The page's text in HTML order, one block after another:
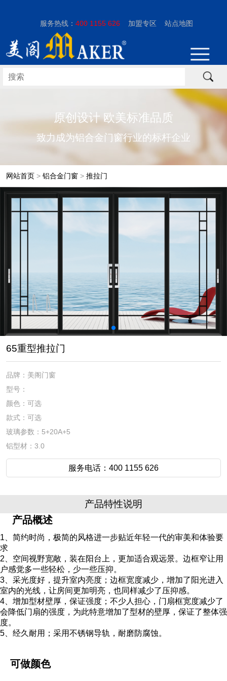
服务热线：400 1155 626 加盟专区 站点地图
原创设计 欧美标准品质
致力成为铝合金门窗行业的标杆企业
网站首页> 铝合金门窗> 推拉门
65重型推拉门
品牌：美阁门窗
型号：
颜色：可选
款式：可选
玻璃参数：5+20A+5
铝型材：3.0
服务电话：400 1155 626
产品特性说明
产品概述
1、简约时尚，极简的风格进一步贴近年轻一代的审美和体验要
求
2、空间视野宽敞，装在阳台上，更加适合观远景。边框窄让用
户感觉多一些轻松，少一些压抑。
3、采光度好，提升室内亮度；边框宽度减少，增加了阳光进入
室内的光线，让房间更加明亮，也同样减少了压抑感。
4、增加型材壁厚，保证强度；不少人担心，门扇框宽度减少了
会降低门扇的强度，为此特意增加了型材的壁厚，保证了整体强
度。
5、经久耐用；采用不锈钢导轨，耐磨防腐蚀。
可做颜色